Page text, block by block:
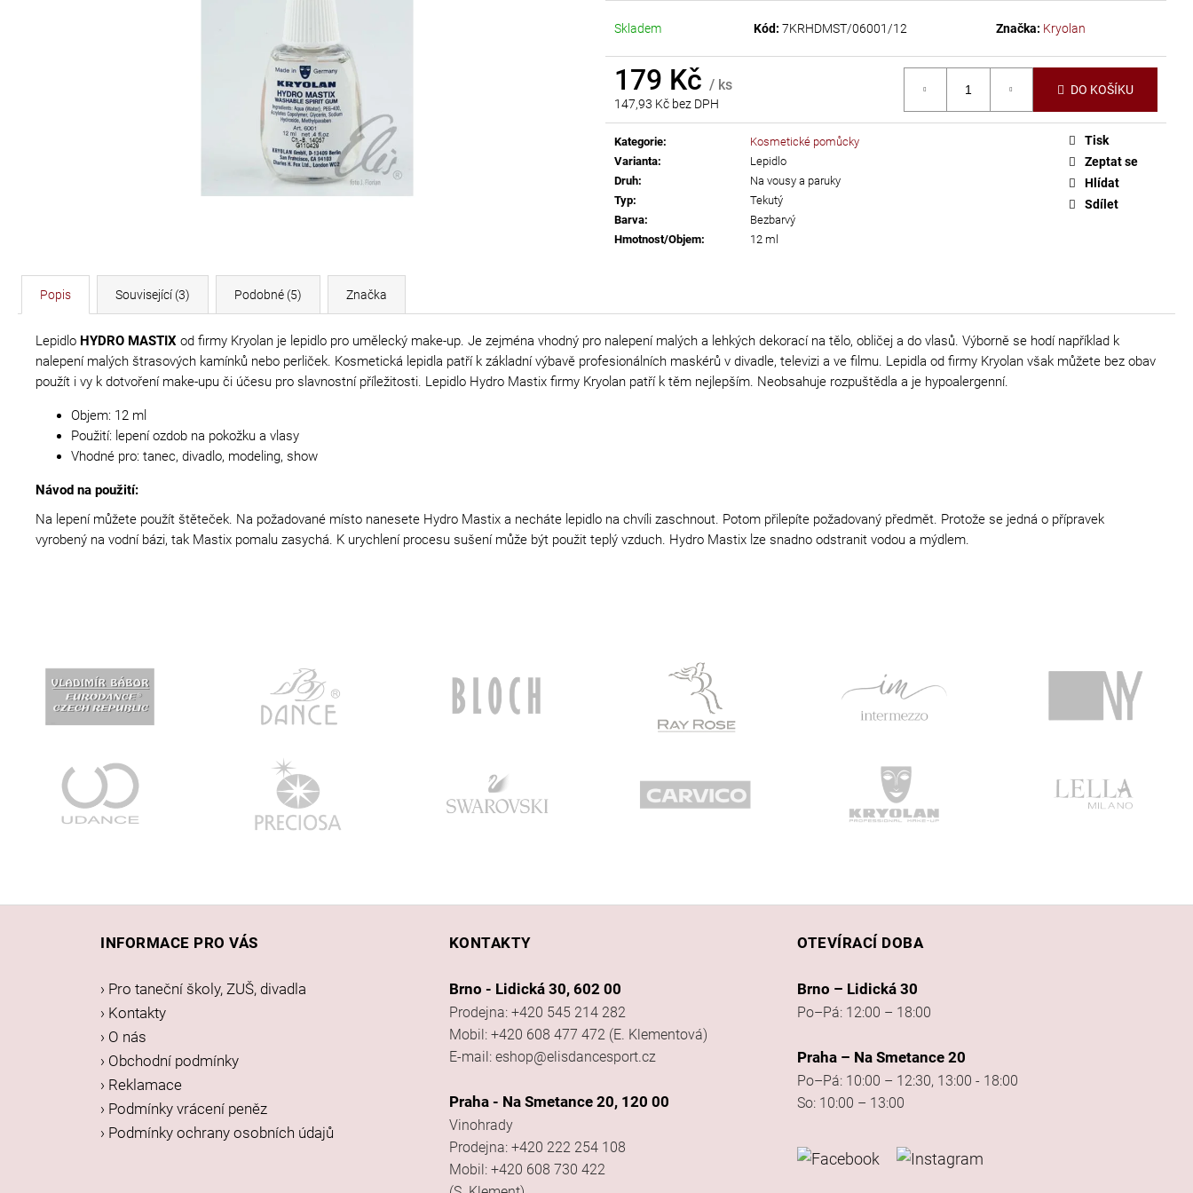
Skladem Kód: 7KRHDMST/06001/12 Značka: Kryolan
179 Kč / ks
147,93 Kč bez DPH
Měrná
cena:
DO KOŠÍKU
Kategorie:
Kosmetické pomůcky
Varianta:
Lepidlo
Druh:
Na vousy a paruky
Typ:
Tekutý
Barva:
Bezbarvý
Hmotnost/Objem: 12 ml
Tisk
Zeptat se
Hlídat
Sdílet
Popis Související (3) Podobné (5) Značka
Lepidlo HYDRO MASTIX od firmy Kryolan je lepidlo pro umělecký make-up. Je zejména vhodný pro nalepení malých a lehkých dekorací na tělo, obličej a do vlasů. Výborně se hodí například k
nalepení malých štrasových kamínků nebo perliček. Kosmetická lepidla patří k základní výbavě profesionálních maskérů v divadle, televizi a ve filmu. Lepidla od firmy Kryolan však můžete bez obav
použít i vy k dotvoření make-upu či účesu pro slavnostní příležitosti. Lepidlo Hydro Mastix firmy Kryolan patří k těm nejlepším. Neobsahuje rozpuštědla a je hypoalergenní.
Objem: 12 ml
Použití: lepení ozdob na pokožku a vlasy
Vhodné pro: tanec, divadlo, modeling, show
Návod na použití:
Na lepení můžete použít štěteček. Na požadované místo nanesete Hydro Mastix a necháte lepidlo na chvíli zaschnout. Potom přilepíte požadovaný předmět. Protože se jedná o přípravek
vyrobený na vodní bázi, tak Mastix pomalu zasychá. K urychlení procesu sušení může být použit teplý vzduch. Hydro Mastix lze snadno odstranit vodou a mýdlem.
INFORMACE PRO VÁS
› Pro taneční školy, ZUŠ, divadla
› Kontakty
› O nás
› Obchodní podmínky
› Reklamace
› Podmínky vrácení peněz
› Podmínky ochrany osobních údajů
KONTAKTY
Brno - Lidická 30, 602 00
Prodejna: +420 545 214 282
Mobil: +420 608 477 472 (E. Klementová)
E-mail: eshop@elisdancesport.cz
Praha - Na Smetance 20, 120 00
Vinohrady
Prodejna: +420 222 254 108
Mobil: +420 608 730 422
OTEVÍRACÍ DOBA
Brno – Lidická 30
Po–Pá: 12:00 – 18:00
Praha – Na Smetance 20
Po–Pá: 10:00 – 12:30, 13:00 - 18:00
So: 10:00 – 13:00